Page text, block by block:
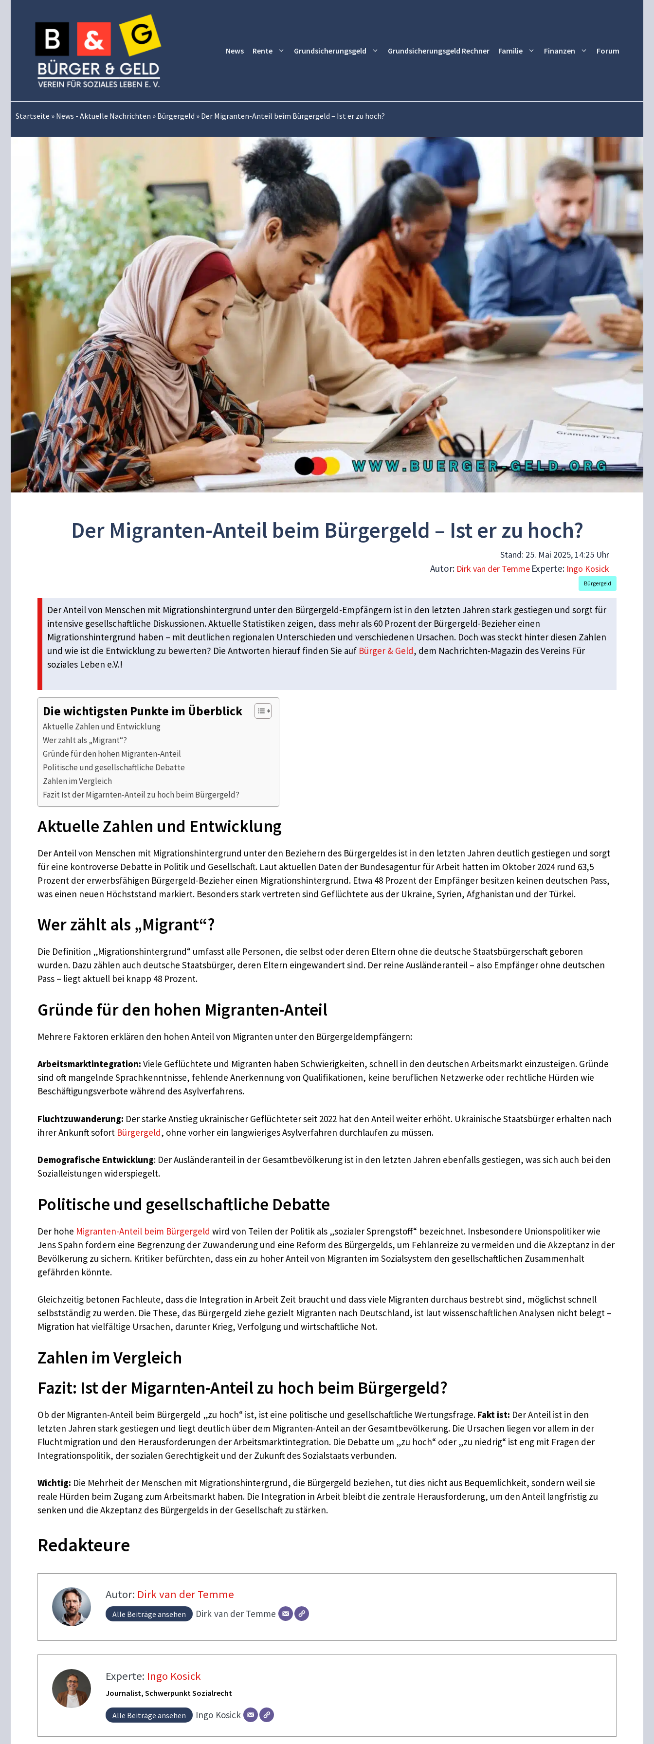
News Rente Grundsicherungsgeld Grundsicherungsgeld Rechner Familie Finanzen Forum
Startseite » News - Aktuelle Nachrichten » Bürgergeld » Der Migranten-Anteil beim Bürgergeld – Ist er zu hoch?
Der Migranten-Anteil beim Bürgergeld – Ist er zu hoch?
Stand: 25. Mai 2025, 14:25 Uhr
Autor: Dirk van der Temme Experte: Ingo Kosick
Bürgergeld
Der Anteil von Menschen mit Migrationshintergrund unter den Bürgergeld-Empfängern ist in den letzten Jahren stark gestiegen und sorgt für
intensive gesellschaftliche Diskussionen. Aktuelle Statistiken zeigen, dass mehr als 60 Prozent der Bürgergeld-Bezieher einen
Migrationshintergrund haben – mit deutlichen regionalen Unterschieden und verschiedenen Ursachen. Doch was steckt hinter diesen Zahlen
und wie ist die Entwicklung zu bewerten? Die Antworten hierauf finden Sie auf Bürger & Geld, dem Nachrichten-Magazin des Vereins Für
soziales Leben e.V.!
Die wichtigsten Punkte im Überblick
Aktuelle Zahlen und Entwicklung
Wer zählt als „Migrant“?
Gründe für den hohen Migranten-Anteil
Politische und gesellschaftliche Debatte
Zahlen im Vergleich
Fazit Ist der Migarnten-Anteil zu hoch beim Bürgergeld?
Aktuelle Zahlen und Entwicklung
Der Anteil von Menschen mit Migrationshintergrund unter den Beziehern des Bürgergeldes ist in den letzten Jahren deutlich gestiegen und sorgt
für eine kontroverse Debatte in Politik und Gesellschaft. Laut aktuellen Daten der Bundesagentur für Arbeit hatten im Oktober 2024 rund 63,5
Prozent der erwerbsfähigen Bürgergeld-Bezieher einen Migrationshintergrund. Etwa 48 Prozent der Empfänger besitzen keinen deutschen Pass,
was einen neuen Höchststand markiert. Besonders stark vertreten sind Geflüchtete aus der Ukraine, Syrien, Afghanistan und der Türkei.
Wer zählt als „Migrant“?
Die Definition „Migrationshintergrund“ umfasst alle Personen, die selbst oder deren Eltern ohne die deutsche Staatsbürgerschaft geboren
wurden. Dazu zählen auch deutsche Staatsbürger, deren Eltern eingewandert sind. Der reine Ausländeranteil – also Empfänger ohne deutschen
Pass – liegt aktuell bei knapp 48 Prozent.
Gründe für den hohen Migranten-Anteil
Mehrere Faktoren erklären den hohen Anteil von Migranten unter den Bürgergeldempfängern:
Arbeitsmarktintegration: Viele Geflüchtete und Migranten haben Schwierigkeiten, schnell in den deutschen Arbeitsmarkt einzusteigen. Gründe
sind oft mangelnde Sprachkenntnisse, fehlende Anerkennung von Qualifikationen, keine beruflichen Netzwerke oder rechtliche Hürden wie
Beschäftigungsverbote während des Asylverfahrens.
Fluchtzuwanderung: Der starke Anstieg ukrainischer Geflüchteter seit 2022 hat den Anteil weiter erhöht. Ukrainische Staatsbürger erhalten nach
ihrer Ankunft sofort Bürgergeld, ohne vorher ein langwieriges Asylverfahren durchlaufen zu müssen.
Demografische Entwicklung: Der Ausländeranteil in der Gesamtbevölkerung ist in den letzten Jahren ebenfalls gestiegen, was sich auch bei den
Sozialleistungen widerspiegelt.
Politische und gesellschaftliche Debatte
Der hohe Migranten-Anteil beim Bürgergeld wird von Teilen der Politik als „sozialer Sprengstoff“ bezeichnet. Insbesondere Unionspolitiker wie
Jens Spahn fordern eine Begrenzung der Zuwanderung und eine Reform des Bürgergelds, um Fehlanreize zu vermeiden und die Akzeptanz in der
Bevölkerung zu sichern. Kritiker befürchten, dass ein zu hoher Anteil von Migranten im Sozialsystem den gesellschaftlichen Zusammenhalt
gefährden könnte.
Gleichzeitig betonen Fachleute, dass die Integration in Arbeit Zeit braucht und dass viele Migranten durchaus bestrebt sind, möglichst schnell
selbstständig zu werden. Die These, das Bürgergeld ziehe gezielt Migranten nach Deutschland, ist laut wissenschaftlichen Analysen nicht belegt –
Migration hat vielfältige Ursachen, darunter Krieg, Verfolgung und wirtschaftliche Not.
Zahlen im Vergleich
Fazit: Ist der Migarnten-Anteil zu hoch beim Bürgergeld?
Ob der Migranten-Anteil beim Bürgergeld „zu hoch“ ist, ist eine politische und gesellschaftliche Wertungsfrage. Fakt ist: Der Anteil ist in den
letzten Jahren stark gestiegen und liegt deutlich über dem Migranten-Anteil an der Gesamtbevölkerung. Die Ursachen liegen vor allem in der
Fluchtmigration und den Herausforderungen der Arbeitsmarktintegration. Die Debatte um „zu hoch“ oder „zu niedrig“ ist eng mit Fragen der
Integrationspolitik, der sozialen Gerechtigkeit und der Zukunft des Sozialstaats verbunden.
Wichtig: Die Mehrheit der Menschen mit Migrationshintergrund, die Bürgergeld beziehen, tut dies nicht aus Bequemlichkeit, sondern weil sie
reale Hürden beim Zugang zum Arbeitsmarkt haben. Die Integration in Arbeit bleibt die zentrale Herausforderung, um den Anteil langfristig zu
senken und die Akzeptanz des Bürgergelds in der Gesellschaft zu stärken.
Redakteure
Autor: Dirk van der Temme
Alle Beiträge ansehen Dirk van der Temme
Experte: Ingo Kosick
Journalist, Schwerpunkt Sozialrecht
Alle Beiträge ansehen Ingo Kosick